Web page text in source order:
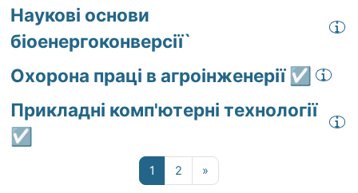
Наукові основи
біоенергоконверсії`
Охорона праці в агроінженерії ☑️
Прикладні комп'ютерні технології
☑️
1 Сторінка 1
2 Сторінка 2
»